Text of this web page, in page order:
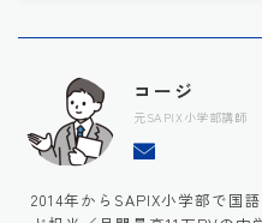
コージ
元SAPIX小学部講師
2014年からSAPIX小学部で国